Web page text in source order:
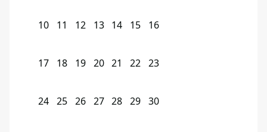
10 11 12 13 14 15 16
17 18 19 20 21 22 23
24 25 26 27 28 29 30